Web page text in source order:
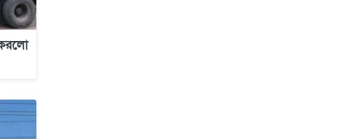
করলো